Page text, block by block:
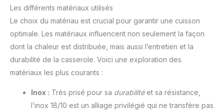
Les différents matériaux utilisés
Le choix du matériau est crucial pour garantir une cuisson
optimale. Les matériaux influencent non seulement la façon
dont la chaleur est distribuée, mais aussi l’entretien et la
durabilité de la casserole. Voici une exploration des
matériaux les plus courants :
Inox : Très prisé pour sa durabilitéet sa résistance,
l’inox 18/10 est un alliage privilégié qui ne transfère pas